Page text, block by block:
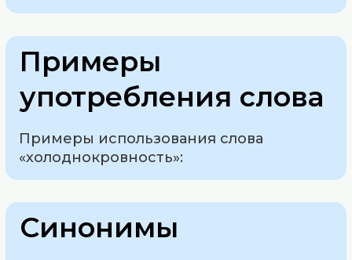
Примеры
употребления слова
Примеры использования слова
«холоднокровность»:
Синонимы